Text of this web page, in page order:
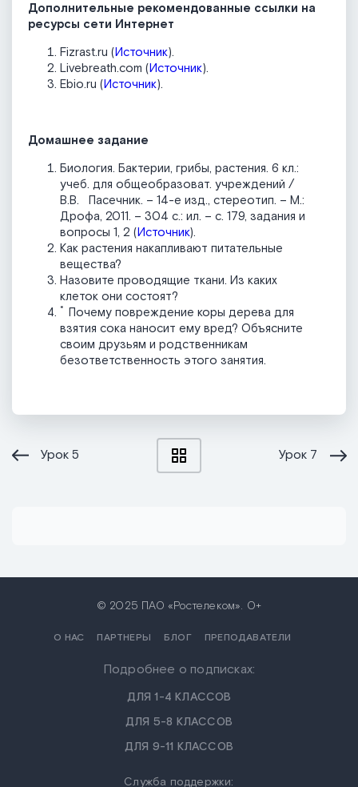
Дополнительные рекомендованные ссылки на
ресурсы сети Интернет
Fizrast.ru (Источник).
Livebreath.com (Источник).
Ebio.ru (Источник).
Домашнее задание
Биология. Бактерии, грибы, растения. 6 кл.:
учеб. для общеобразоват. учреждений /
В.В. Пасечник. – 14-е изд., стереотип. – М.:
Дрофа, 2011. – 304 с.: ил. – с. 179, задания и
вопросы 1, 2 (Источник).
Как растения накапливают питательные
вещества?
Назовите проводящие ткани. Из каких
клеток они состоят?
* Почему повреждение коры дерева для
взятия сока наносит ему вред? Объясните
своим друзьям и родственникам
безответственность этого занятия.
Урок5 Урок 7
© 2025 ПАО «Ростелеком». 0+
О НАС ПАРТНЕРЫ БЛОГ ПРЕПОДАВАТЕЛИ
Подробнее о подписках:
ДЛЯ 1-4 КЛАССОВ
ДЛЯ 5-8 КЛАССОВ
ДЛЯ 9-11 КЛАССОВ
Служба поддержки: